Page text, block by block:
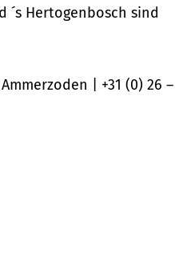
´s Hertogenbosch sind
| +31 (0) 26 –